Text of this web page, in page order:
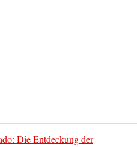
Die Entdeckung der